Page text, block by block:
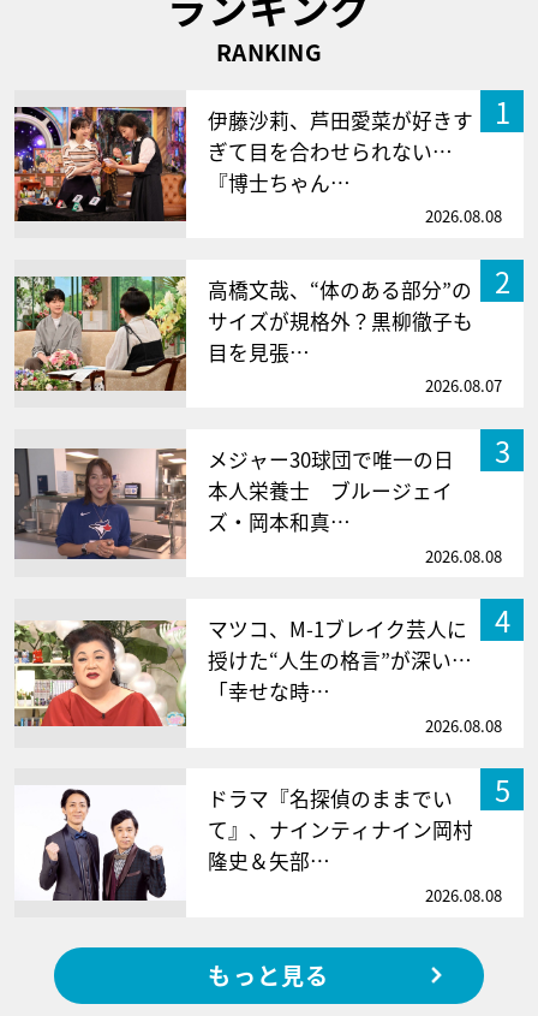
RANKING
1
伊藤沙莉、芦田愛菜が好きす
ぎて目を合わせられない…
『博士ちゃん…
2026.08.08
2
高橋文哉、“体のある部分”の
サイズが規格外？黒柳徹子も
目を見張…
2026.08.07
3
メジャー30球団で唯一の日
本人栄養士 ブルージェイ
ズ・岡本和真…
2026.08.08
4
マツコ、M-1ブレイク芸人に
授けた“人生の格言”が深い…
「幸せな時…
2026.08.08
5
ドラマ『名探偵のままでい
て』、ナインティナイン岡村
隆史＆矢部…
2026.08.08
もっと見る